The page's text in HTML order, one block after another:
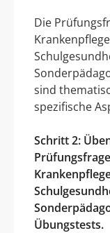
Die
sind
spezifische
Schritt 2:
Übungstests.